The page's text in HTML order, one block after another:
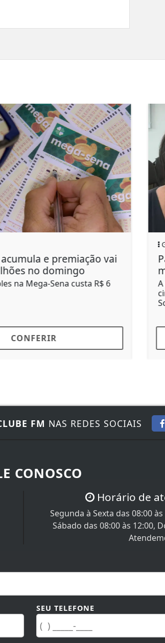
e premiação vai
no domingo
na Mega-Sena custa R$ 6
CONFERIR
FM NAS REDES SOCIAIS
CONOSCO
Horário de
Segunda à Sexta das 08:00
Sábado das 08:00 às 12:00,
SEU TELEFONE